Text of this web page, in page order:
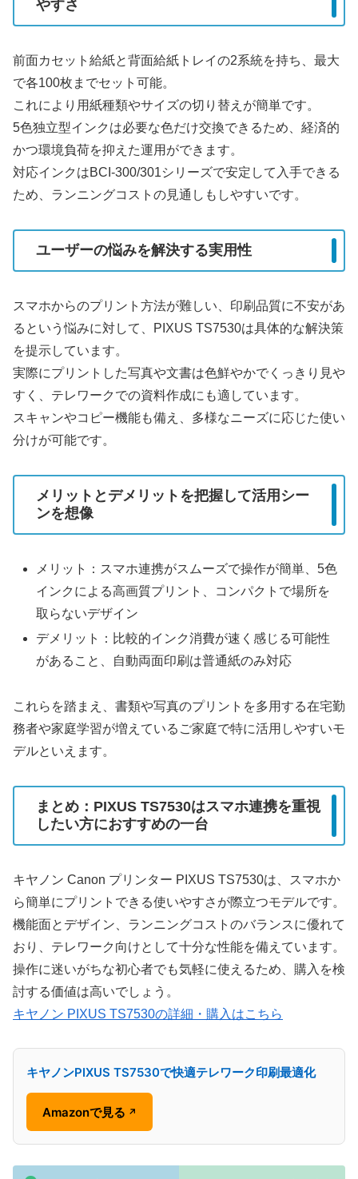
やすさ
前面カセット給紙と背面給紙トレイの2系統を持ち、最大
で各100枚までセット可能。
これにより用紙種類やサイズの切り替えが簡単です。
5色独立型インクは必要な色だけ交換できるため、経済的
かつ環境負荷を抑えた運用ができます。
対応インクはBCI-300/301シリーズで安定して入手できる
ため、ランニングコストの見通しもしやすいです。
ユーザーの悩みを解決する実用性
スマホからのプリント方法が難しい、印刷品質に不安があ
るという悩みに対して、PIXUS TS7530は具体的な解決策
を提示しています。
実際にプリントした写真や文書は色鮮やかでくっきり見や
すく、テレワークでの資料作成にも適しています。
スキャンやコピー機能も備え、多様なニーズに応じた使い
分けが可能です。
メリットとデメリットを把握して活用シー
ンを想像
メリット：スマホ連携がスムーズで操作が簡単、5色
インクによる高画質プリント、コンパクトで場所を
取らないデザイン
デメリット：比較的インク消費が速く感じる可能性
があること、自動両面印刷は普通紙のみ対応
これらを踏まえ、書類や写真のプリントを多用する在宅勤
務者や家庭学習が増えているご家庭で特に活用しやすいモ
デルといえます。
まとめ：PIXUS TS7530はスマホ連携を重視
したい方におすすめの一台
キヤノン Canon プリンター PIXUS TS7530は、スマホか
ら簡単にプリントできる使いやすさが際立つモデルです。
機能面とデザイン、ランニングコストのバランスに優れて
おり、テレワーク向けとして十分な性能を備えています。
操作に迷いがちな初心者でも気軽に使えるため、購入を検
討する価値は高いでしょう。
キヤノン PIXUS TS7530の詳細・購入はこちら
キヤノンPIXUS TS7530で快適テレワーク印刷最適化
Amazonで見る ↗